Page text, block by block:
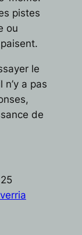
pistes
ou
le
a pas
de